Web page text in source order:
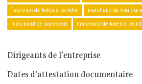
fabricant de toiles à peindre marchand de
marchand de panneaux marchand de toiles à
Dirigeants de l'entreprise
Dates d'attestation documentaire